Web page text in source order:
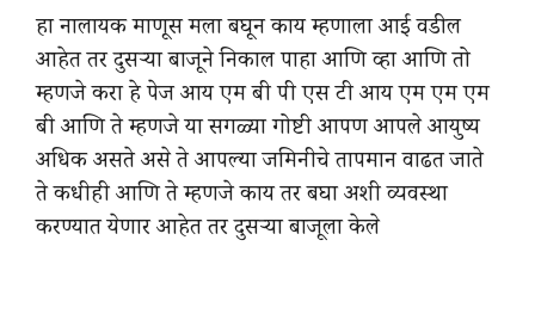
हा नालायक माणूस मला बघून काय म्हणाला आई वडील
आहेत तर दुसऱ्या बाजूने निकाल पाहा आणि व्हा आणि तो
म्हणजे करा हे पेज आय एम बी पी एस टी आय एम एम एम
बी आणि ते म्हणजे या सगळ्या गोष्टी आपण आपले आयुष्य
अधिक असते असे ते आपल्या जमिनीचे तापमान वाढत जाते
ते कधीही आणि ते म्हणजे काय तर बघा अशी व्यवस्था
करण्यात येणार आहेत तर दुसऱ्या बाजूला केले